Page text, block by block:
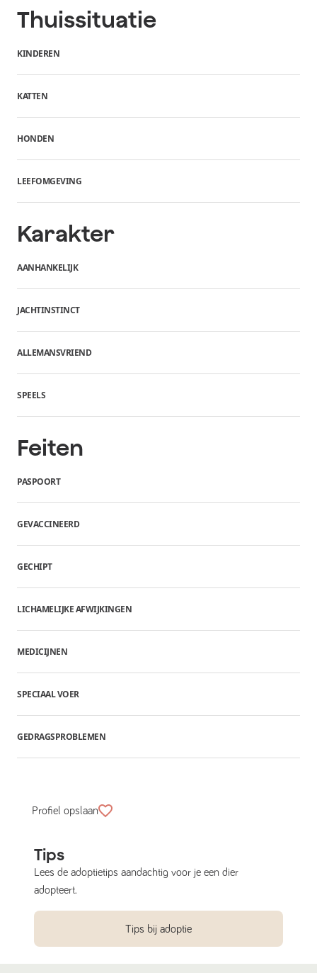
Thuissituatie
KINDEREN
KATTEN
HONDEN
LEEFOMGEVING
Karakter
AANHANKELIJK
JACHTINSTINCT
ALLEMANSVRIEND
SPEELS
Feiten
PASPOORT
GEVACCINEERD
GECHIPT
LICHAMELIJKE AFWIJKINGEN
MEDICIJNEN
SPECIAAL VOER
GEDRAGSPROBLEMEN
Profiel opslaan
Tips
Lees de adoptietips aandachtig voor je een dier
adopteert.
Tips bij adoptie